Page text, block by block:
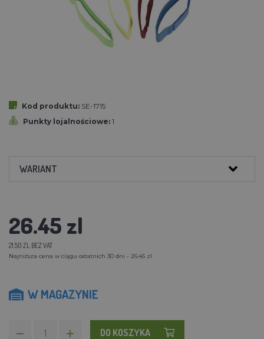
Kod produktu: SE-1715
Punkty lojalnościowe: 1
WARIANT
26.45 zl
21.50 ZL BEZ VAT
Najniższa cena w ciągu ostatnich 30 dni - 26.45 zl
W MAGAZYNIE
DO KOSZYKA